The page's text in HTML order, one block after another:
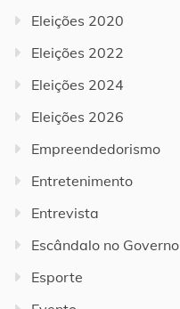
Eleições 2020
Eleições 2022
Eleições 2024
Eleições 2026
Empreendedorismo
Entretenimento
Entrevista
Escândalo no Governo
Esporte